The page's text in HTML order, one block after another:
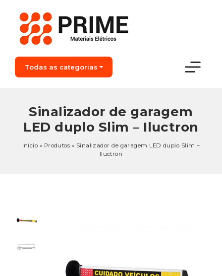
Todas as categorias
Sinalizador de garagem
LED duplo Slim – Iluctron
Início » Produtos » Sinalizador de garagem LED duplo Slim –
Iluctron